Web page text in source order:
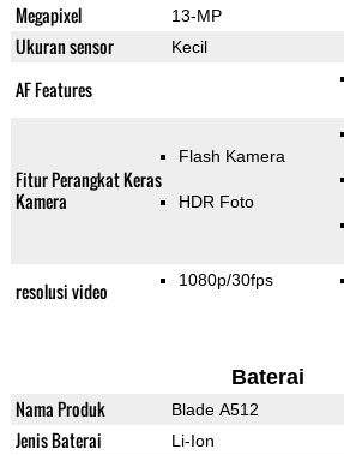
Megapixel 13-MP
Ukuran sensor Kecil
AF Features
Fitur Perangkat Keras
Kamera
Flash Kamera
HDR Foto
resolusi video 1080p/30fps
Baterai
Nama Produk Blade A512
Jenis Baterai Li-Ion